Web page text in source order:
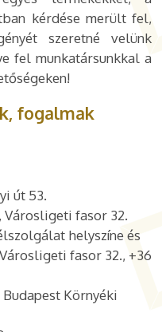
kérdése merült fel,
szeretné velünk
fel munkatársunkkal a
fogalmak
út 53.
Városligeti fasor 32.
helyszíne és
fasor 32., +36
Környéki